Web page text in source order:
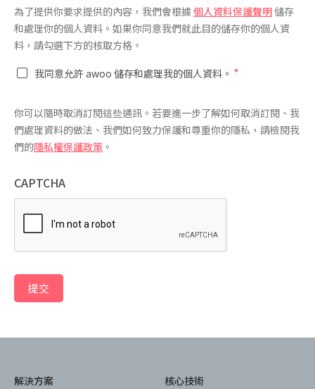
同
意
*
為了提供你要求提供的內容，我們會根據個人資料保護聲明儲存
和處理你的個人資料。如果你同意我們就此目的儲存你的個人資
料，請勾選下方的核取方格。
我同意允許 awoo 儲存和處理我的個人資料。 *
你可以隨時取消訂閱這些通訊。若要進一步了解如何取消訂閱、我
們處理資料的做法、我們如何致力保護和尊重你的隱私，請檢閱我
們的隱私權保護政策 。
CAPTCHA
提交
解決方案
核心技術